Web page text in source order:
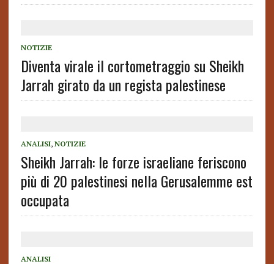
NOTIZIE
Diventa virale il cortometraggio su Sheikh
Jarrah girato da un regista palestinese
ANALISI, NOTIZIE
Sheikh Jarrah: le forze israeliane feriscono
più di 20 palestinesi nella Gerusalemme est
occupata
ANALISI